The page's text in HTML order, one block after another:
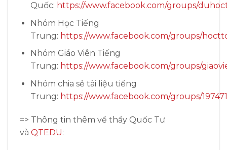
Quốc: https://www.facebook.com/groups/
Nhóm Học Tiếng
Trung: https://www.facebook.com/groups/
Nhóm Giáo Viên Tiếng
Trung: https://www.facebook.com/groups/
Nhóm chia sẻ tài liệu tiếng
Trung: https://www.facebook.com/groups/
=> Thông tin thêm về thầy Quốc Tư
và QTEDU: